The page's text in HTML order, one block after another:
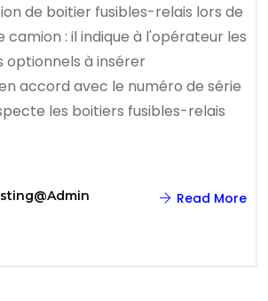
de boitier fusibles-relais lors de
camion : il indique à l'opérateur les
optionnels à insérer
accord avec le numéro de série
les boitiers fusibles-relais
Read More